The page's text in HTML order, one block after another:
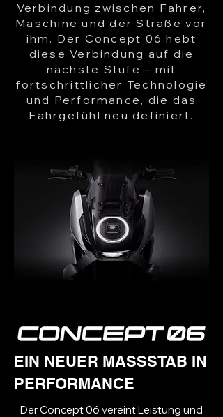
Verbindung zwischen Fahrer,
Maschine und der Straße vor
ihm. Der Concept 06 hebt
diese Verbindung auf die
nächste Stufe – mit
fortschrittlicher Technologie
und Performance, die das
Fahrgefühl neu definiert.
EIN NEUER MASSSTAB IN
PERFORMANCE
Der Concept 06 vereint Leistung und